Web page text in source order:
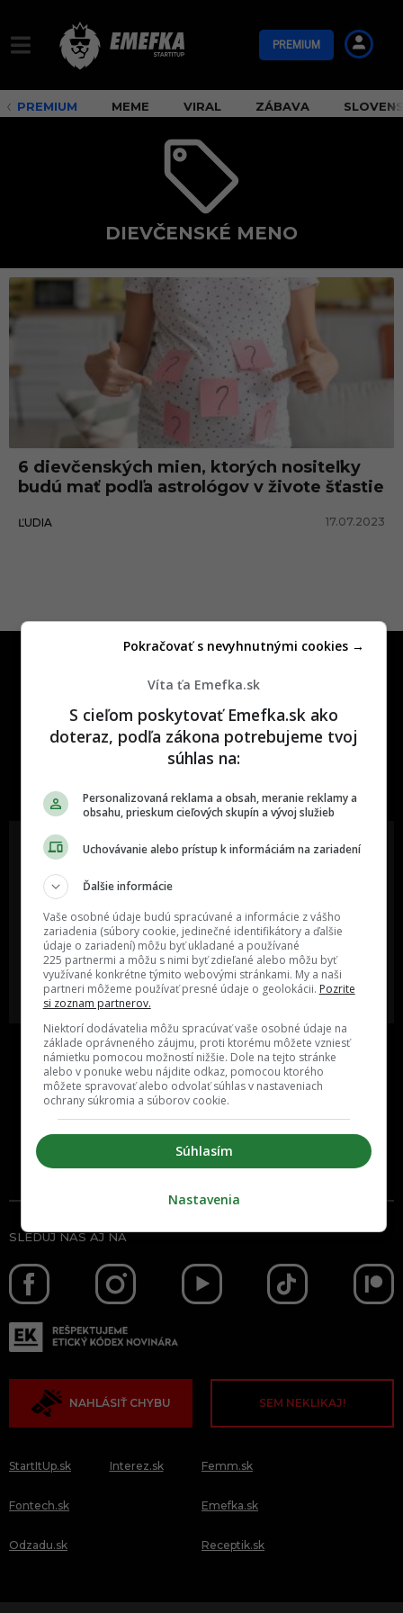
PREMIUM
PREMIUM MEME VIRAL ZÁBAVA
DIEVČENSKÉ MENO
d
i
e
v
n
s
é
n
o
6 dievčenských mien, ktorých nositeľky
budú mať podľa astrológov v živote šťastie
ĽUDIA 17.07.2023
One time najzábavnejšie miesto na
slovenskom internete, next time
Oslov reklamou viac ako milión
ľudí v rôznych vekových
kategóriách a na rôznych
sociálnych sieťach a nakopni svoj
biznis alebo produkt.
MÁM ZÁUJEM O
SPOLUPRÁCU
mali určite napísať?
POŠLI NÁM TIP NA ČLÁNOK
SLEDUJ NÁS AJ NA
NAHLÁSIŤ CHYBU SEM NEKLIKAJ!
StartItUp.sk
Fontech.sk
Odzadu.sk
Interez.sk Femm.sk
Emefka.sk
Receptik.sk
Víta ťa Emefka.sk
S cieľom poskytovať Emefka.sk ako
doteraz, podľa zákona potrebujeme tvoj
súhlas na:
Personalizovaná reklama a obsah, meranie reklamy a
obsahu, prieskum cieľových skupín a vývoj služieb
Uchovávanie alebo prístup k informáciám na zariadení
Ďalšie informácie
Vaše osobné údaje budú spracúvané a informácie z vášho
zariadenia (súbory cookie, jedinečné identifikátory a ďalšie
údaje o zariadení) môžu byť ukladané a používané
225 partnermi a môžu s nimi byť zdieľané alebo môžu byť
využívané konkrétne týmito webovými stránkami. My a naši
partneri môžeme používať presné údaje o geolokácii. Pozrite
si zoznam partnerov.
Niektorí dodávatelia môžu spracúvať vaše osobné údaje na
základe oprávneného záujmu, proti ktorému môžete vzniesť
námietku pomocou možností nižšie. Dole na tejto stránke
alebo v ponuke webu nájdite odkaz, pomocou ktorého
môžete spravovať alebo odvolať súhlas v nastaveniach
ochrany súkromia a súborov cookie.
Súhlasím
Pokračovať s nevyhnutnými cookies →
Nastavenia